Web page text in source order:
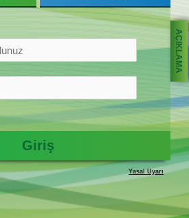
Yasal Uyarı
AÇIKLAMA